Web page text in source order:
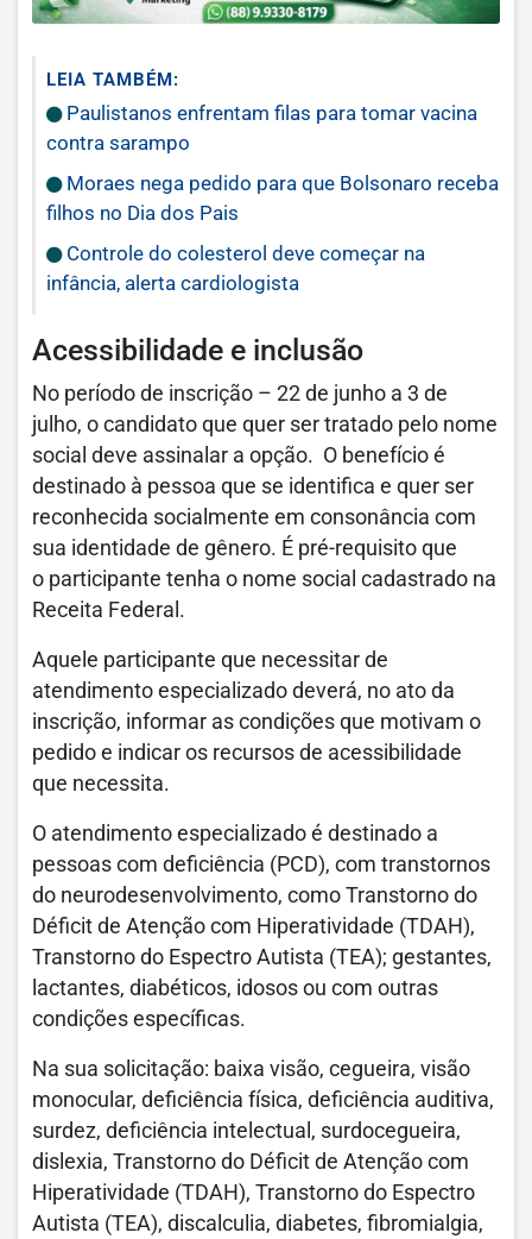
LEIA TAMBÉM:
Paulistanos enfrentam filas para tomar vacina
contra sarampo
Moraes nega pedido para que Bolsonaro receba
filhos no Dia dos Pais
Controle do colesterol deve começar na
infância, alerta cardiologista
Acessibilidade e inclusão
No período de inscrição – 22 de junho a 3 de
julho, o candidato que quer ser tratado pelo nome
social deve assinalar a opção. O benefício é
destinado à pessoa que se identifica e quer ser
reconhecida socialmente em consonância com
sua identidade de gênero. É pré-requisito que
o participante tenha o nome social cadastrado na
Receita Federal.
Aquele participante que necessitar de
atendimento especializado deverá, no ato da
inscrição, informar as condições que motivam o
pedido e indicar os recursos de acessibilidade
que necessita.
O atendimento especializado é destinado a
pessoas com deficiência (PCD), com transtornos
do neurodesenvolvimento, como Transtorno do
Déficit de Atenção com Hiperatividade (TDAH),
Transtorno do Espectro Autista (TEA); gestantes,
lactantes, diabéticos, idosos ou com outras
condições específicas.
Na sua solicitação: baixa visão, cegueira, visão
monocular, deficiência física, deficiência auditiva,
surdez, deficiência intelectual, surdocegueira,
dislexia, Transtorno do Déficit de Atenção com
Hiperatividade (TDAH), Transtorno do Espectro
Autista (TEA), discalculia, diabetes, fibromialgia,